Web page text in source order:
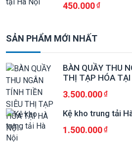
450.000
SẢN PHẨM MỚI NHẤT
BÀN QUẦY THU
THỊ TẠP HÓA TẠI
3.500.000
Kệ kho trung tải
1.500.000